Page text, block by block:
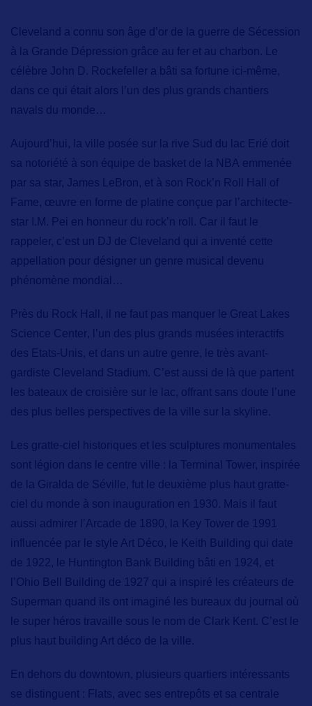
Cleveland a connu son âge d’or de la guerre de Sécession
à la Grande Dépression grâce au fer et au charbon. Le
célèbre John D. Rockefeller a bâti sa fortune ici-même,
dans ce qui était alors l’un des plus grands chantiers
navals du monde…
Aujourd’hui, la ville posée sur la rive Sud du lac Erié doit
sa notoriété à son équipe de basket de la NBA emmenée
par sa star, James LeBron, et à son Rock’n Roll Hall of
Fame, œuvre en forme de platine conçue par l’architecte-
star I.M. Pei en honneur du rock’n roll. Car il faut le
rappeler, c’est un DJ de Cleveland qui a inventé cette
appellation pour désigner un genre musical devenu
phénomène mondial…
Près du Rock Hall, il ne faut pas manquer le Great Lakes
Science Center, l’un des plus grands musées interactifs
des Etats-Unis, et dans un autre genre, le très avant-
gardiste Cleveland Stadium. C’est aussi de là que partent
les bateaux de croisière sur le lac, offrant sans doute l’une
des plus belles perspectives de la ville sur la skyline.
Les gratte-ciel historiques et les sculptures monumentales
sont légion dans le centre ville : la Terminal Tower, inspirée
de la Giralda de Séville, fut le deuxième plus haut gratte-
ciel du monde à son inauguration en 1930. Mais il faut
aussi admirer l’Arcade de 1890, la Key Tower de 1991
influencée par le style Art Déco, le Keith Building qui date
de 1922, le Huntington Bank Building bâti en 1924, et
l’Ohio Bell Building de 1927 qui a inspiré les créateurs de
Superman quand ils ont imaginé les bureaux du journal où
le super héros travaille sous le nom de Clark Kent. C’est le
plus haut building Art déco de la ville.
En dehors du downtown, plusieurs quartiers intéressants
se distinguent : Flats, avec ses entrepôts et sa centrale